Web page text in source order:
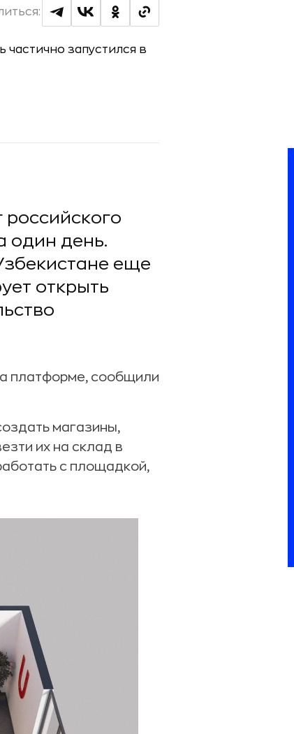
российского
один день.
еще
открыть
платформе, сообщили
магазины,
их на склад в
с площадкой,